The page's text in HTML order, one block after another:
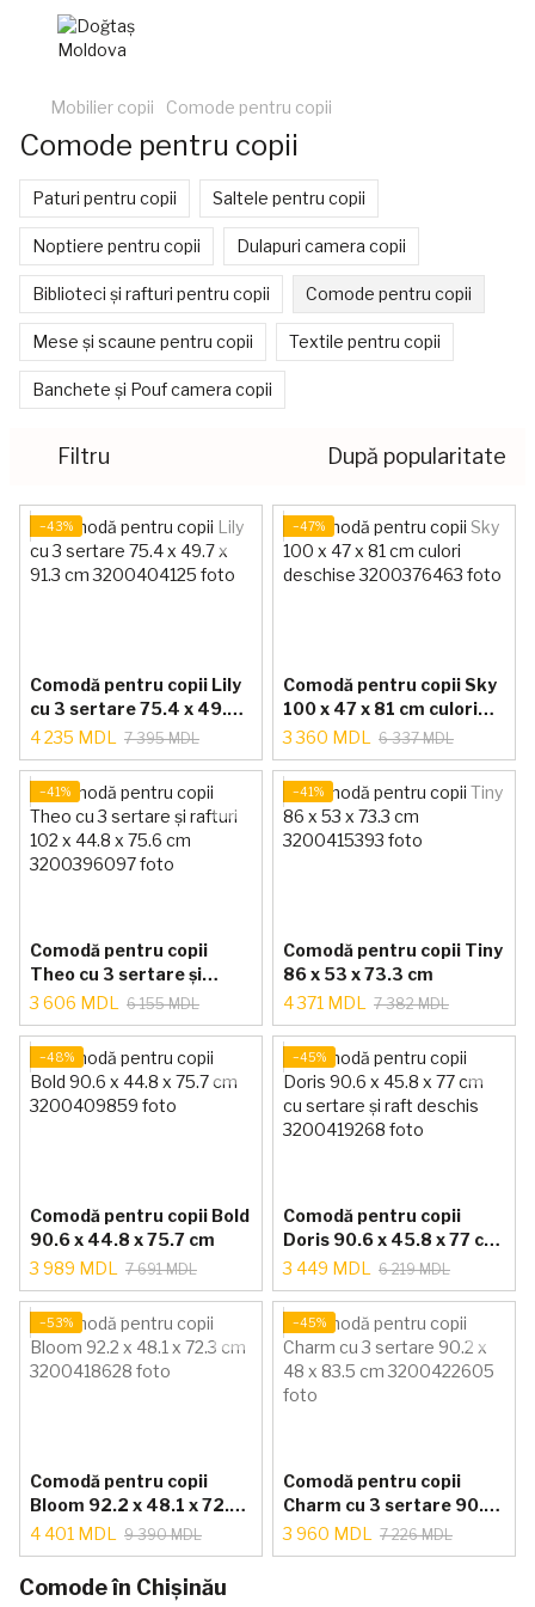
Mobilier copii Comode pentru copii
Comode pentru copii
Paturi pentru copii Saltele pentru copii
Noptiere pentru copii Dulapuri camera copii
Biblioteci și rafturi pentru copii Comode pentru copii
Mese și scaune pentru copii Textile pentru copii
Banchete și Pouf camera copii
Filtru După popularitate
−43%
Comodă pentru copii Lily
cu 3 sertare 75.4 x 49.7 x
91.3 cm
4 235 MDL 7 395 MDL
−47%
Comodă pentru copii Sky
100 x 47 x 81 cm culori
deschise
3 360 MDL 6 337 MDL
−41%
Comodă pentru copii
Theo cu 3 sertare și
rafturi 102 x 44.8 x 75.6
cm
3 606 MDL 6 155 MDL
−41%
Comodă pentru copii Tiny
86 x 53 x 73.3 cm
4 371 MDL
7 382 MDL
−48%
Comodă pentru copii Bold
90.6 x 44.8 x 75.7 cm
3 989 MDL
7 691 MDL
−45%
Comodă pentru copii
Doris 90.6 x 45.8 x 77 cm
cu sertare și raft deschis
3 449 MDL 6 219 MDL
−53%
Comodă pentru copii
Bloom 92.2 x 48.1 x 72.3
cm
4 401 MDL 9 390 MDL
−45%
Comodă pentru copii
Charm cu 3 sertare 90.2
x 48 x 83.5 cm
3 960 MDL 7 226 MDL
Comode în Chișinău